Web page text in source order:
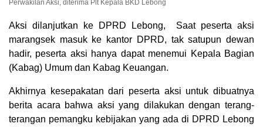
Perwakilan Aksi, diterima Plt Kepala BKD Lebong
Aksi dilanjutkan ke DPRD Lebong, Saat peserta aksi
marangsek masuk ke kantor DPRD, tak satupun dewan
hadir, peserta aksi hanya dapat menemui Kepala Bagian
(Kabag) Umum dan Kabag Keuangan.
Akhirnya kesepakatan dari peserta aksi untuk dibuatnya
berita acara bahwa aksi yang dilakukan dengan terang-
terangan pemangku kebijakan yang ada di DPRD Lebong